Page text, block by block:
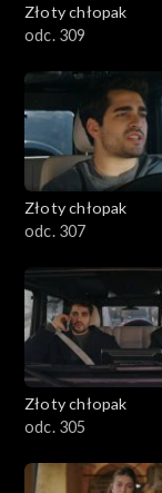
Złoty chłopak
odc. 309
Złoty chłopak
odc. 307
Złoty chłopak
odc. 305